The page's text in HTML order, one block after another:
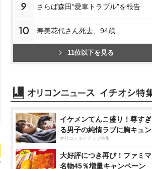
9 さらば森田“愛車トラブル”を報告
10 寿美花代さん死去、94歳
11位以下を見る
イケメンてんこ盛り！尊すぎ
る男子の純情ラブに胸キュン
オリコンタイアップ特集
大好評につき再び！ファミマ
名物45％増量キャンペーン